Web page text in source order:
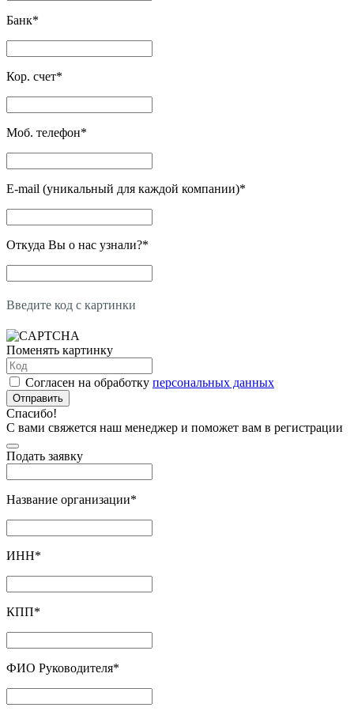
Банк*
Кор. счет*
Моб. телефон*
E-mail (уникальный для каждой компании)*
Откуда Вы о нас узнали?*
Введите код с картинки
Поменять картинку
Согласен на обработку персональных данных
Отправить
Спасибо!
С вами свяжется наш менеджер и поможет вам в регистрации
Подать заявку
Название организации*
ИНН*
КПП*
ФИО Руководителя*